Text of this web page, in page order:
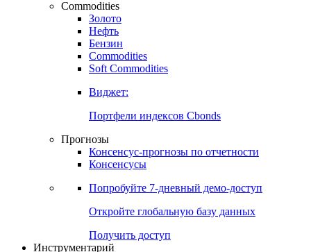
Commodities
Золото
Нефть
Бензин
Commodities
Soft Commodities
Виджет:
Портфели индексов Cbonds
Прогнозы
Консенсус-прогнозы по отчетности
Консенсусы
Попробуйте 7-дневный демо-доступ
Откройте глобальную базу данных
Получить доступ
Инструментарий